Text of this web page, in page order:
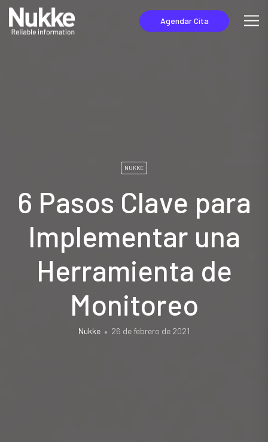
Agendar Cita
NUKKE
6 Pasos Clave para
Implementar una
Herramienta de
Monitoreo
Nukke 26 de febrero de 2021